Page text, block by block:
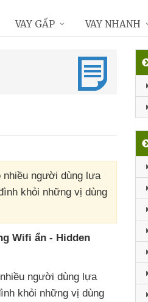
nhiều người dùng lựa
khỏi những vị dùng
Wifi ẩn - Hidden
người dùng lựa
khỏi những vị dùng
VAY GẤP VAY NHANH